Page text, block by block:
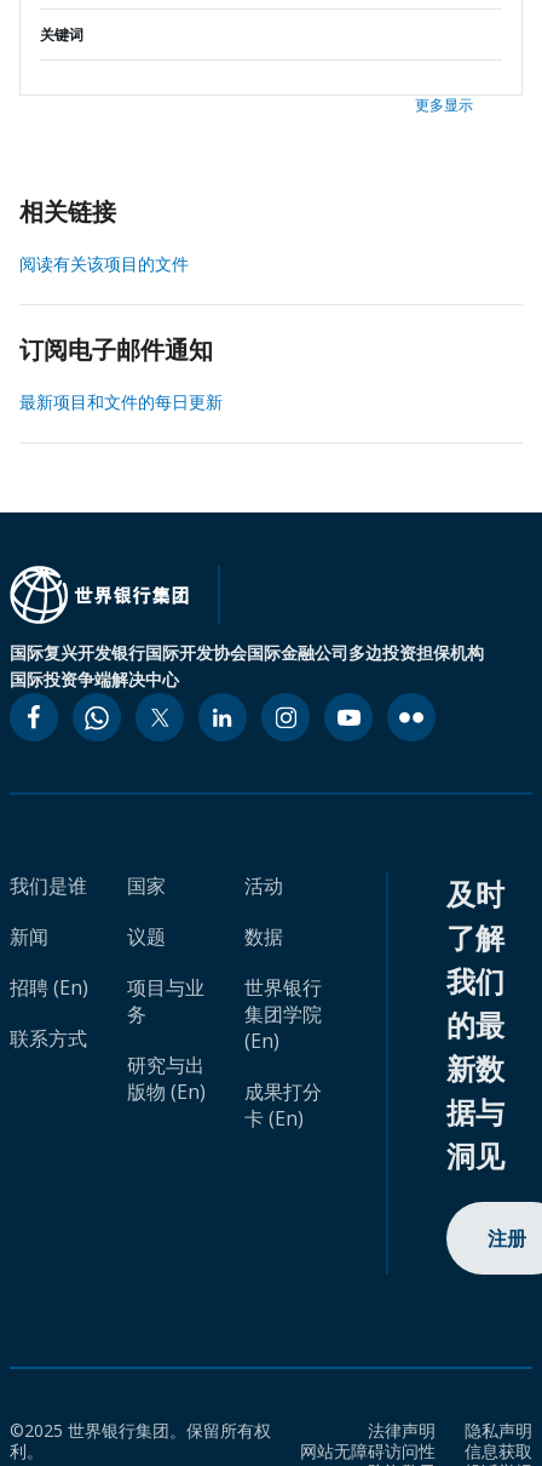
关键词
更多显示
相关链接
阅读有关该项目的文件
订阅电子邮件通知
最新项目和文件的每日更新
国际复兴开发银行国际开发协会国际金融公司多边投资担保机构
国际投资争端解决中心
我们是谁
新闻
招聘 (En)
联系方式
国家
议题
项目与业
务
研究与出
版物 (En)
活动
数据
世界银行
集团学院
(En)
成果打分
卡 (En)
及时
了解
我们
的最
新数
据与
洞见
注册
©2025 世界银行集团。保留所有权
利。
法律声明
隐私声明
网站无障碍访问性
信息获取